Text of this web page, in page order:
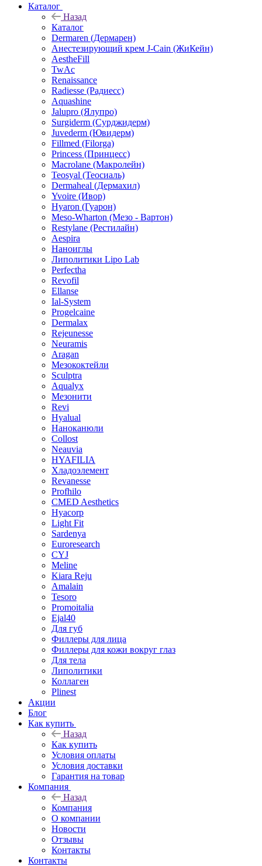
Каталог
Назад
Каталог
Dermaren (Дермарен)
Анестезирующий крем J-Cain (ЖиКейн)
AestheFill
TwAc
Renaissance
Radiesse (Радиесс)
Aquashine
Jalupro (Ялупро)
Surgiderm (Сурджидерм)
Juvederm (Ювидерм)
Fillmed (Filorga)
Princess (Принцесс)
Macrolane (Макролейн)
Teosyal (Теосиаль)
Dermaheal (Дермахил)
Yvoire (Ивор)
Hyaron (Гуарон)
Meso-Wharton (Мезо - Вартон)
Restylane (Рестилайн)
Aespira
Наноиглы
Липолитики Lipo Lab
Perfectha
Revofil
Ellanse
Ial-System
Progelcaine
Dermalax
Rejeunesse
Neuramis
Aragan
Мезококтейли
Sculptra
Aqualyx
Мезонити
Revi
Hyalual
Наноканюли
Collost
Neauvia
HYAFILIA
Хладоэлемент
Revanesse
Profhilo
CMED Aesthetics
Hyacorp
Light Fit
Sardenya
Euroresearch
CYJ
Meline
Kiara Reju
Amalain
Tesoro
Promoitalia
Ejal40
Для губ
Филлеры для лица
Филлеры для кожи вокруг глаз
Для тела
Липолитики
Коллаген
Plinest
Акции
Блог
Как купить
Назад
Как купить
Условия оплаты
Условия доставки
Гарантия на товар
Компания
Назад
Компания
О компании
Новости
Отзывы
Контакты
Контакты